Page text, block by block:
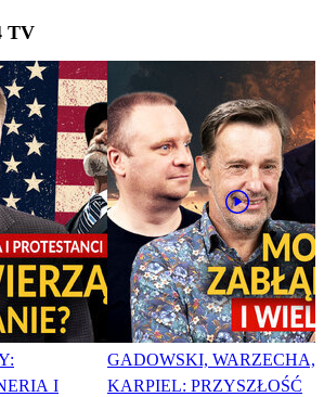
TV
I
GADOWSKI, WARZECHA,
KARPIEL: PRZYSZŁOŚĆ